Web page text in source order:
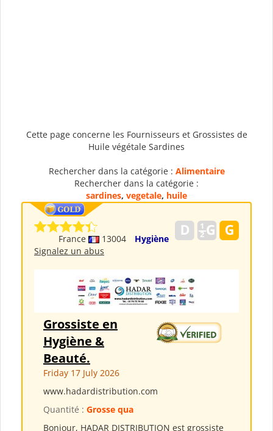
Cette page concerne les Fournisseurs et Grossistes de
Huile végétale Sardines
Rechercher dans la catégorie : Alimentaire
Rechercher dans la catégorie :
sardines, vegetale, huile
France 13004
Hygiène
Signalez un abus
Grossiste en
Hygiène &
Beauté.
Friday 17 July 2026
www.hadardistribution.com
Quantité : Grosse qua
Bonjour, HADAR DISTRIBUTION est grossiste